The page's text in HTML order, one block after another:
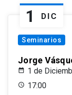
1 DIC
Seminarios
Jorge
1 de
17:00